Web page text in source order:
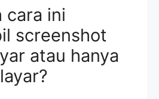
cara ini
screenshot
atau hanya